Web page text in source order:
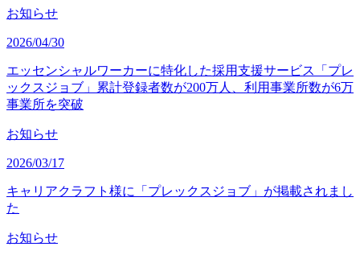
お知らせ
2026/04/30
エッセンシャルワーカーに特化した採用支援サービス「プレ
ックスジョブ」累計登録者数が200万人、利用事業所数が6万
事業所を突破
お知らせ
2026/03/17
キャリアクラフト様に「プレックスジョブ」が掲載されまし
た
お知らせ